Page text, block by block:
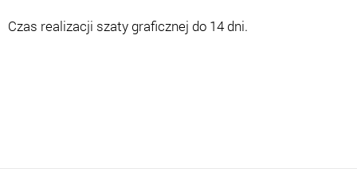
Czas realizacji szaty graficznej do 14 dni.